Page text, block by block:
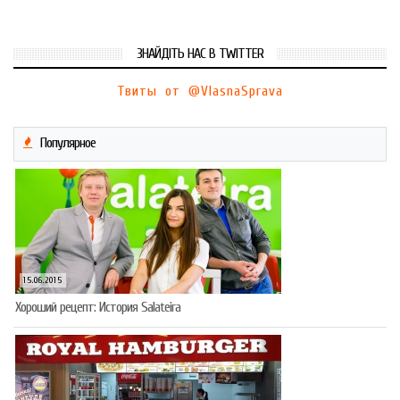
ЗНАЙДІТЬ НАС В TWITTER
Твиты от @VlasnaSprava
Популярное
15.06.2015
Хороший рецепт: История Salateira